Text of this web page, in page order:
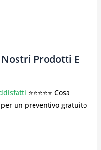
Prodotti E
⭐⭐⭐⭐⭐ Cosa
per un preventivo gratuito